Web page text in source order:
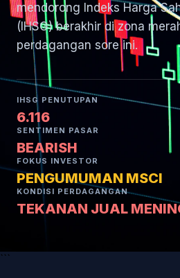
mendorong Indeks Harga
(IHSG) berakhir di zona
perdagangan sore ini.
IHSG PENUTUPAN
6.116
SENTIMEN PASAR
BEARISH
FOKUS INVESTOR
PENGUMUMAN MSCI
KONDISI PERDAGANGAN
TEKANAN JUAL
```